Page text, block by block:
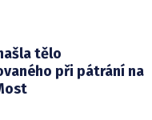
tělo
při pátrání na